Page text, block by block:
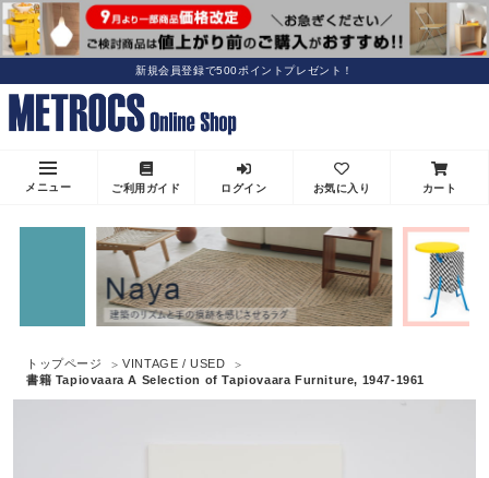
新規会員登録で500ポイントプレゼント！
メニュー ご利用ガイド ログイン お気に入り カート
トップページ
VINTAGE / USED
書籍 Tapiovaara A Selection of Tapiovaara Furniture, 1947-1961